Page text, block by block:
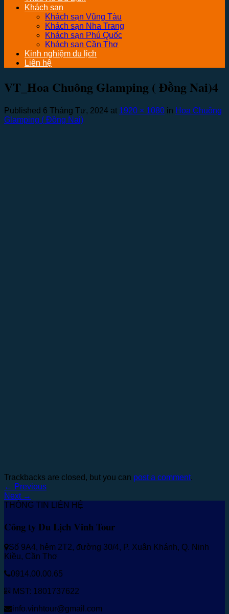
Khách sạn
Khách sạn Vũng Tàu
Khách sạn Nha Trang
Khách sạn Phú Quốc
Khách sạn Cần Thơ
Kinh nghiệm du lịch
Liên hệ
VT_Hoa Chuông Glamping ( Đồng Nai)4
Published 6 Tháng Tư, 2024 at 1920 × 1080 in Hoa Chuông
Glamping ( Đồng Nai)
Trackbacks are closed, but you can post a comment.
← Previous
Next →
THÔNG TIN LIÊN HỆ
Công ty Du Lịch Vinh Tour
Số 9A4, hẻm 2T2, đường 30/4, P. Xuân Khánh, Q. Ninh
Kiều, Cần Thơ
0914.00.00.65
MST: 1801737622
info.vinhtour@gmail.com